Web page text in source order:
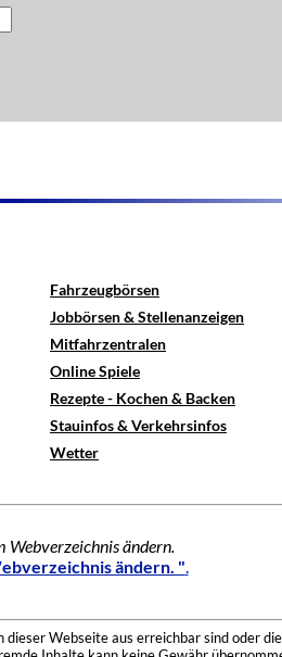
Fahrzeugbörsen
Jobbörsen & Stellenanzeigen
Mitfahrzentralen
Online Spiele
Rezepte - Kochen & Backen
Stauinfos & Verkehrsinfos
Wetter
Webverzeichnis ändern.
ändern. ".
Webseite aus erreichbar sind oder